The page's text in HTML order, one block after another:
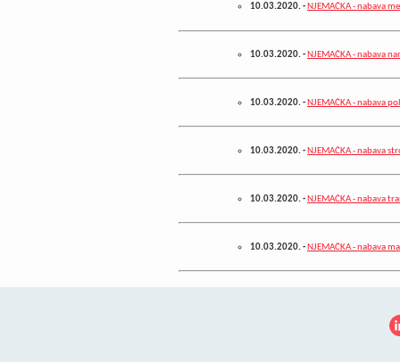
10.03.2020.- NJEMAČKA - nabava
10.03.2020.- NJEMAČKA - nabava
10.03.2020.- NJEMAČKA - nabava
10.03.2020.- NJEMAČKA - nabava
10.03.2020.- NJEMAČKA - nabava
10.03.2020.- NJEMAČKA - nabava